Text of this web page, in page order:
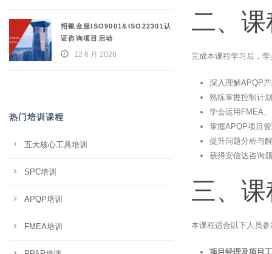
二、
完成本课程学习后，
深入理解APQP
熟练掌握控制计
学会运用FMEA
掌握APQP项目
提升问题分析与
获得安信达咨询
三、
本课程适合以下人员参
项目经理及项目
招银金服ISO9001&ISO22301认
证咨询项目启动
12 6 月 2026
热门培训课程
五大核心工具培训
SPC培训
APQP培训
FMEA培训